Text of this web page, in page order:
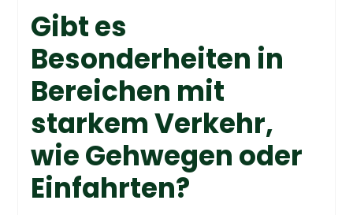
Gibt es
Besonderheiten in
Bereichen mit
starkem Verkehr,
wie Gehwegen oder
Einfahrten?